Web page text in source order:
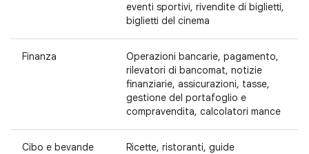
eventi sportivi, rivendite di biglietti,
biglietti del cinema
Finanza
Operazioni bancarie, pagamento,
rilevatori di bancomat, notizie
finanziarie, assicurazioni, tasse,
gestione del portafoglio e
compravendita, calcolatori mance
Cibo e bevande
Ricette, ristoranti, guide